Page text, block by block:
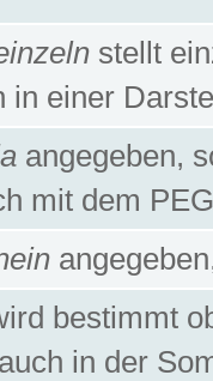
stellt
in einer
angegeben,
mit dem
bestimmt
in der